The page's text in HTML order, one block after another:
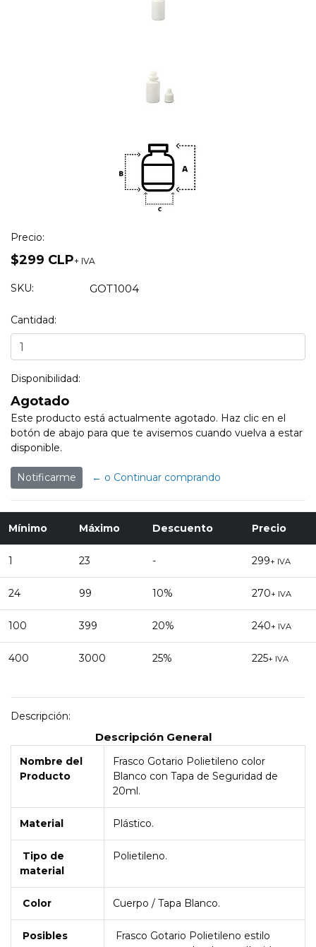
Precio:
$299 CLP+ IVA
SKU: GOT1004
Cantidad:
Disponibilidad:
Agotado
Este producto está actualmente agotado. Haz clic en el
botón de abajo para que te avisemos cuando vuelva a estar
disponible.
Notificarme ← o Continuar comprando
Mínimo Máximo Descuento Precio
1 23 - 299+ IVA
24 99 10% 270+ IVA
100 399 20% 240+ IVA
400 3000 25% 225+ IVA
Descripción:
Descripción General
Nombre del
Producto
Frasco Gotario Polietileno color
Blanco con Tapa de Seguridad de
20ml.
Material Plástico.
Tipo de
material
Polietileno.
Color Cuerpo / Tapa Blanco.
Posibles
Frasco Gotario Polietileno estilo